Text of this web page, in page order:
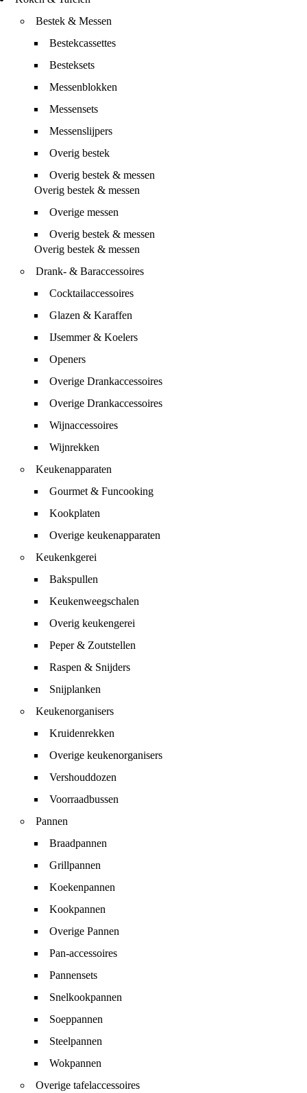
Bestek & Messen
Bestekcassettes
Besteksets
Messenblokken
Messensets
Messenslijpers
Overig bestek
Overig bestek & messen
Overig bestek & messen
Overige messen
Overig bestek & messen
Overig bestek & messen
Drank- & Baraccessoires
Cocktailaccessoires
Glazen & Karaffen
IJsemmer & Koelers
Openers
Overige Drankaccessoires
Overige Drankaccessoires
Wijnaccessoires
Wijnrekken
Keukenapparaten
Gourmet & Funcooking
Kookplaten
Overige keukenapparaten
Keukenkgerei
Bakspullen
Keukenweegschalen
Overig keukengerei
Peper & Zoutstellen
Raspen & Snijders
Snijplanken
Keukenorganisers
Kruidenrekken
Overige keukenorganisers
Vershouddozen
Voorraadbussen
Pannen
Braadpannen
Grillpannen
Koekenpannen
Kookpannen
Overige Pannen
Pan-accessoires
Pannensets
Snelkookpannen
Soeppannen
Steelpannen
Wokpannen
Overige tafelaccessoires